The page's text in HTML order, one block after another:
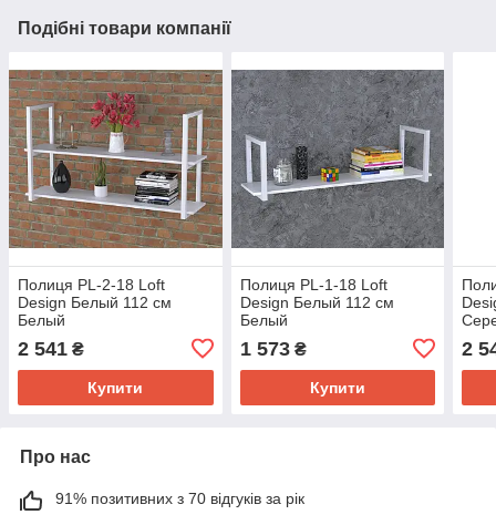
Подібні товари компанії
Полиця PL-2-18 Loft
Design Белый 112 см
Белый
2 541 ₴
Купити
Полиця PL-1-18 Loft
Design Белый 112 см
Белый
1 573₴
Купити
2
Про нас
91% позитивних з 70 відгуків за рік